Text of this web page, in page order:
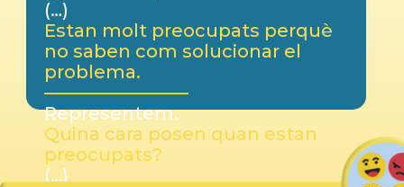
(…)
Estan molt preocupats perquè
no saben com solucionar el
problema.
————————
Representem.
Quina cara posen quan estan
preocupats?
(…)